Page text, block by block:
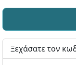
Ξεχάσατε τον